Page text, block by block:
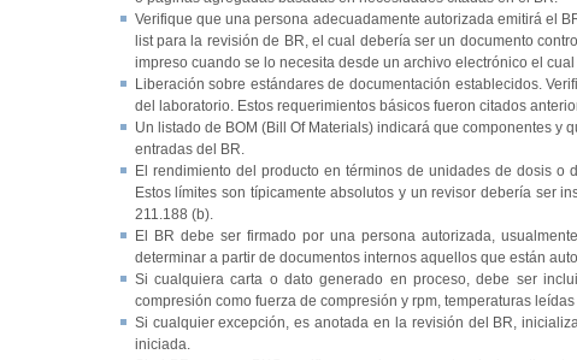
Verifique que una persona adecuadamente autorizada emitirá el
list para la revisión de BR, el cual debería ser un documento
impreso cuando se lo necesita desde un archivo electrónico el
Liberación sobre estándares de documentación establecidos.
del laboratorio. Estos requerimientos básicos fueron citados
Un listado de BOM (Bill Of Materials) indicará que componentes y
entradas del BR.
El rendimiento del producto en términos de unidades de dosis
Estos límites son típicamente absolutos y un revisor debería ser
211.188 (b).
El BR debe ser firmado por una persona autorizada,
determinar a partir de documentos internos aquellos que están
Si cualquiera carta o dato generado en proceso, debe ser
compresión como fuerza de compresión y rpm, temperaturas
Si cualquier excepción, es anotada en la revisión del BR,
iniciada.